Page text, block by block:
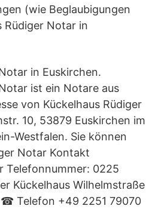
(wie Beglaubigungen
Rüdiger Notar in
in Euskirchen.
ist ein Notare aus
von Kückelhaus Rüdiger
10, 53879 Euskirchen im
Westfalen. Sie können
Notar Kontakt
Telefonnummer: 0225
Kückelhaus Wilhelmstraße
☎ Telefon +49 2251 79070